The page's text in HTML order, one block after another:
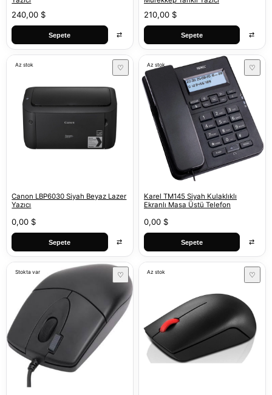
240,00 $
Sepete ⇄
210,00 $
Sepete ⇄
Az stok ♡
Canon LBP6030 Siyah Beyaz Lazer
Yazıcı
0,00 $
Sepete ⇄
Az stok ♡
Karel TM145 Siyah Kulaklıklı
Ekranlı Masa Üstü Telefon
0,00 $
Sepete ⇄
Stokta var ♡ Az stok ♡